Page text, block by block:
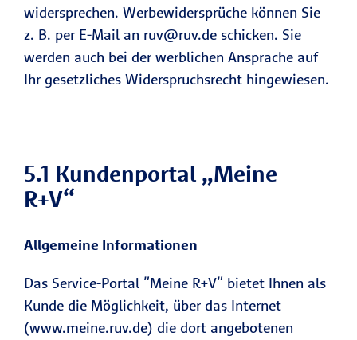
widersprechen. Werbewidersprüche können Sie
z. B. per E-Mail an ruv@ruv.de schicken. Sie
werden auch bei der werblichen Ansprache auf
Ihr gesetzliches Widerspruchsrecht hingewiesen.
5.1 Kundenportal „Meine
R+V“
Allgemeine Informationen
Das Service-Portal "Meine R+V" bietet Ihnen als
Kunde die Möglichkeit, über das Internet
(www.meine.ruv.de) die dort angebotenen